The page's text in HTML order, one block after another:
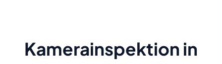
Kamerainspektion in